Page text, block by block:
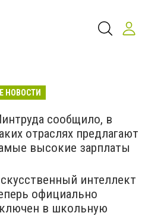
НОВОСТИ
сообщило, в
отраслях предлагают
высокие зарплаты
интеллект
официально
в школьную